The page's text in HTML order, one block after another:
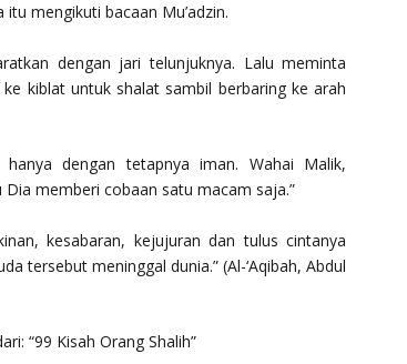
mengikuti bacaan Mu’adzin.
dengan jari telunjuknya. Lalu meminta
kiblat untuk shalat sambil berbaring ke arah
dengan tetapnya iman. Wahai Malik,
memberi cobaan satu macam saja.”
kesabaran, kejujuran dan tulus cintanya
tersebut meninggal dunia.” (Al-‘Aqibah, Abdul
“99 Kisah Orang Shalih”